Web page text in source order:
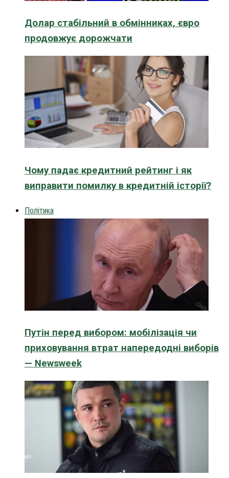
Долар стабільний в обмінниках, євро
продовжує дорожчати
Чому падає кредитний рейтинг і як
виправити помилку в кредитній історії?
Політика
Путін перед вибором: мобілізація чи
приховування втрат напередодні виборів
— Newsweek